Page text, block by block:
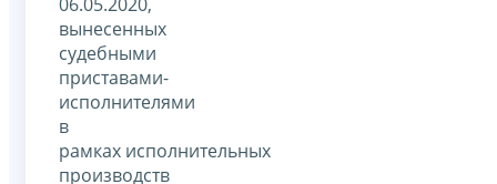
вынесенных
судебными
приставами-
исполнителями
в
рамках исполнительных
производств